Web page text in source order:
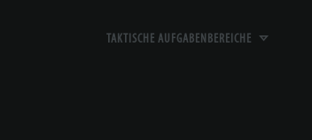
TAKTISCHE AUFGABENBEREICHE